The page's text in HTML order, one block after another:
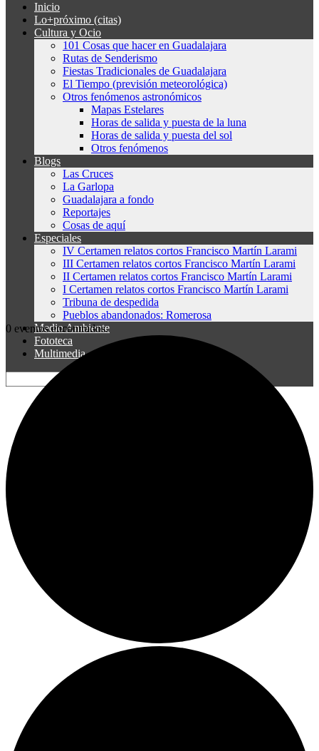
Inicio
Lo+próximo (citas)
Cultura y Ocio
101 Cosas que hacer en Guadalajara
Rutas de Senderismo
Fiestas Tradicionales de Guadalajara
El Tiempo (previsión meteorológica)
Otros fenómenos astronómicos
Mapas Estelares
Horas de salida y puesta de la luna
Horas de salida y puesta del sol
Otros fenómenos
Blogs
Las Cruces
La Garlopa
Guadalajara a fondo
Reportajes
Cosas de aquí
Especiales
IV Certamen relatos cortos Francisco Martín Larami
III Certamen relatos cortos Francisco Martín Larami
II Certamen relatos cortos Francisco Martín Larami
I Certamen relatos cortos Francisco Martín Larami
Tribuna de despedida
Pueblos abandonados: Romerosa
Medio Ambiente
Fototeca
Multimedia
0 eventos encontrados.